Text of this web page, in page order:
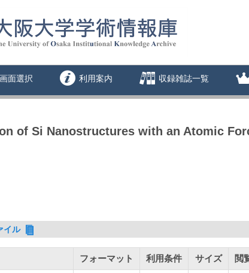
面選択 利用案内 収録雑誌一覧
of Si Nanostructures with an Atomic
イル
フォーマット 利用条件 サイズ 閲